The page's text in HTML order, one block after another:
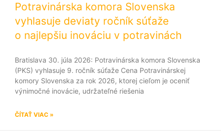
Potravinárska komora Slovenska
vyhlasuje deviaty ročník súťaže
o najlepšiu inováciu v potravinách
Bratislava 30. júla 2026: Potravinárska komora Slovenska
(PKS) vyhlasuje 9. ročník súťaže Cena Potravinárskej
komory Slovenska za rok 2026, ktorej cieľom je oceniť
výnimočné inovácie, udržateľné riešenia
ČÍTAŤ VIAC »